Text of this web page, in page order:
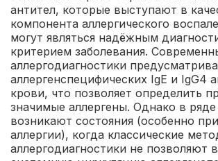
антител, которые выступают в
компонента аллергического
могут являться надёжным
критерием заболевания.
аллергодиагностики
аллергенспецифических IgЕ и IgG4
крови, что позволяет определить
значимые аллергены. Однако в ряде
возникают состояния (особенно
аллергии), когда классические
аллергодиагностики не позволяют